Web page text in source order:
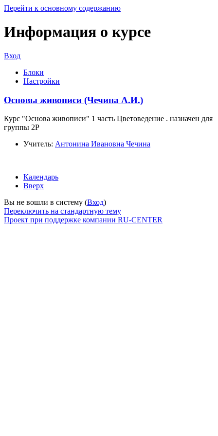
Перейти к основному содержанию
Информация о курсе
Вход
Блоки
Настройки
Основы живописи (Чечина А.И.)
Курс "Основа живописи" 1 часть Цветоведение . назначен для
группы 2Р
Учитель: Антонина Ивановна Чечина
Календарь
Вверх
Вы не вошли в систему (Вход)
Переключить на стандартную тему
Проект при поддержке компании RU-CENTER